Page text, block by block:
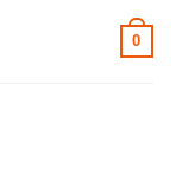
0